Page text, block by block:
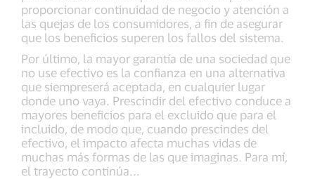
proporcionar continuidad de negocio y atención a
las quejas de los consumidores, a fin de asegurar
que los beneficios superen los fallos del sistema.
Por último, la mayor garantía de una sociedad que
no use efectivo es la confianza en una alternativa
que siempreserá aceptada, en cualquier lugar
donde uno vaya. Prescindir del efectivo conduce a
mayores beneficios para el excluido que para el
incluido, de modo que, cuando prescindes del
efectivo, el impacto afecta muchas vidas de
muchas más formas de las que imaginas. Para mí,
el trayecto continúa...